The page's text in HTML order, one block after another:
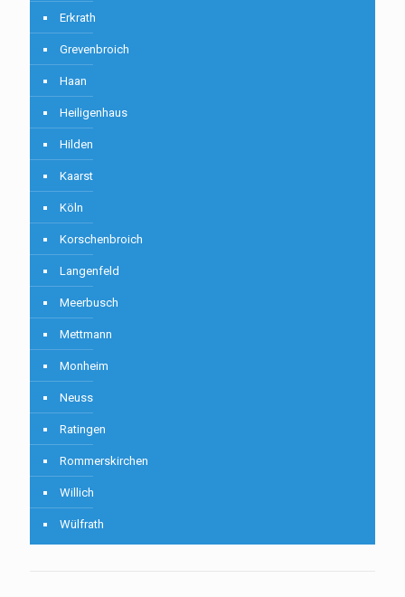
Erkrath
Grevenbroich
Haan
Heiligenhaus
Hilden
Kaarst
Köln
Korschenbroich
Langenfeld
Meerbusch
Mettmann
Monheim
Neuss
Ratingen
Rommerskirchen
Willich
Wülfrath